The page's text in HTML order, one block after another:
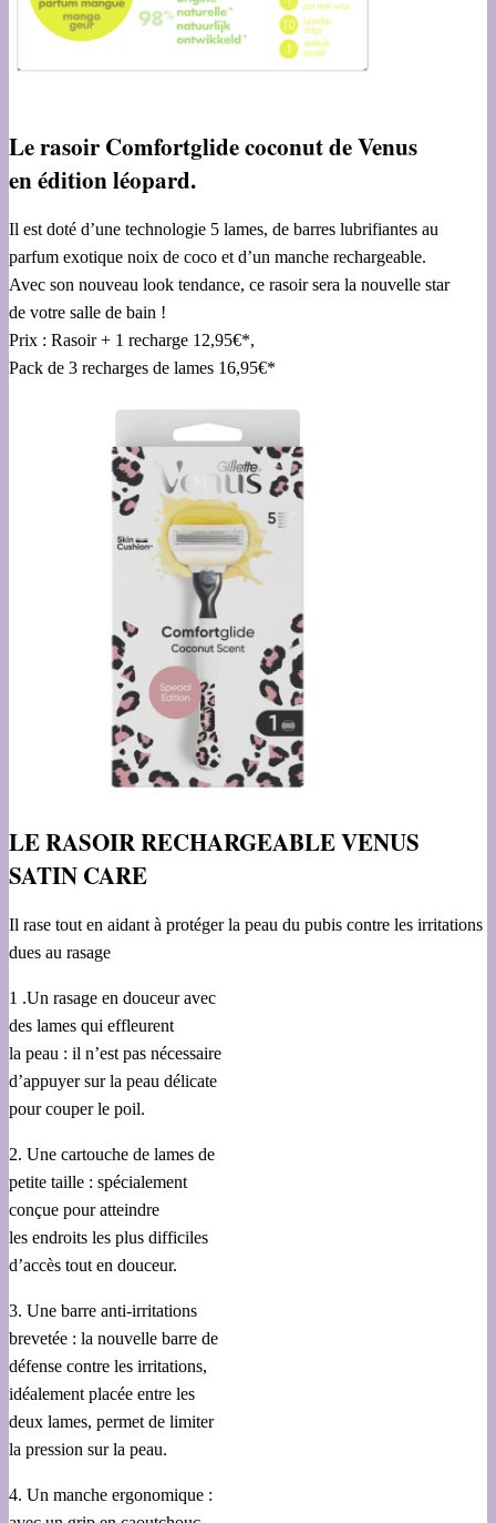
Le rasoir Comfortglide coconut de Venus
en édition léopard.
Il est doté d’une technologie 5 lames, de barres lubrifiantes au
parfum exotique noix de coco et d’un manche rechargeable.
Avec son nouveau look tendance, ce rasoir sera la nouvelle star
de votre salle de bain !
Prix : Rasoir + 1 recharge 12,95€*,
Pack de 3 recharges de lames 16,95€*
LE RASOIR RECHARGEABLE VENUS
SATIN CARE
Il rase tout en aidant à protéger la peau du pubis contre les irritations
dues au rasage
1 .Un rasage en douceur avec
des lames qui effleurent
la peau : il n’est pas nécessaire
d’appuyer sur la peau délicate
pour couper le poil.
2. Une cartouche de lames de
petite taille : spécialement
conçue pour atteindre
les endroits les plus difficiles
d’accès tout en douceur.
3. Une barre anti-irritations
brevetée : la nouvelle barre de
défense contre les irritations,
idéalement placée entre les
deux lames, permet de limiter
la pression sur la peau.
4. Un manche ergonomique :